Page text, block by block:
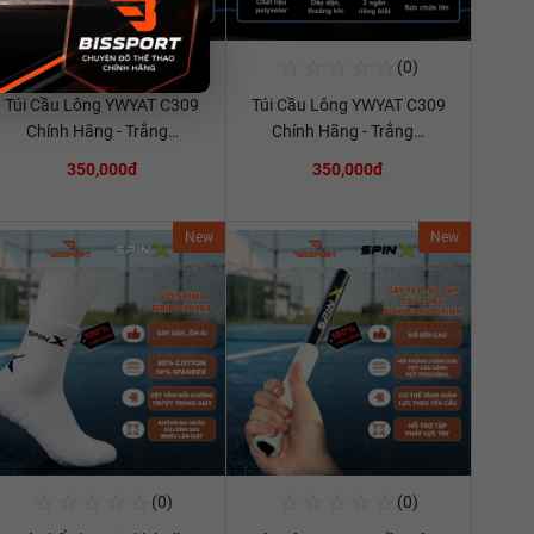
Mua Ngay
Xem chi tiết
☆☆ ☆☆☆(0)
Túi Cầu Lông YWYAT C309
Chính Hãng - Trắng…
350,000đ
Xem chi tiết
(0)
Túi Cầu Lông YWYAT C309
Chính Hãng - Trắng…
350,000đ
New
(0)
New
(0)